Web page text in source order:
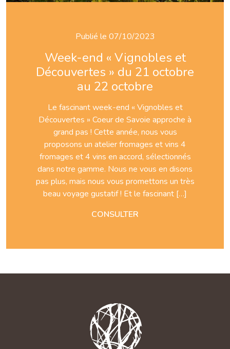
Publié le 07/10/2023
Week-end « Vignobles et
Découvertes » du 21 octobre
au 22 octobre
Le fascinant week-end « Vignobles et
Découvertes » Coeur de Savoie approche à
grand pas ! Cette année, nous vous
proposons un atelier fromages et vins 4
fromages et 4 vins en accord, sélectionnés
dans notre gamme. Nous ne vous en disons
pas plus, mais nous vous promettons un très
beau voyage gustatif ! Et le fascinant […]
CONSULTER